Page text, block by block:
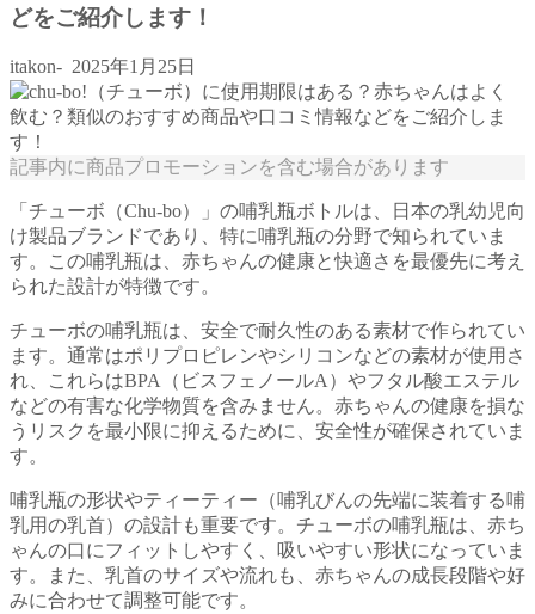
どをご紹介します！
itakon- 2025年1月25日
記事内に商品プロモーションを含む場合があります
「チューボ（Chu-bo）」の哺乳瓶ボトルは、日本の乳幼児向
け製品ブランドであり、特に哺乳瓶の分野で知られていま
す。この哺乳瓶は、赤ちゃんの健康と快適さを最優先に考え
られた設計が特徴です。
チューボの哺乳瓶は、安全で耐久性のある素材で作られてい
ます。通常はポリプロピレンやシリコンなどの素材が使用さ
れ、これらはBPA（ビスフェノールA）やフタル酸エステル
などの有害な化学物質を含みません。赤ちゃんの健康を損な
うリスクを最小限に抑えるために、安全性が確保されていま
す。
哺乳瓶の形状やティーティー（哺乳びんの先端に装着する哺
乳用の乳首）の設計も重要です。チューボの哺乳瓶は、赤ち
ゃんの口にフィットしやすく、吸いやすい形状になっていま
す。また、乳首のサイズや流れも、赤ちゃんの成長段階や好
みに合わせて調整可能です。